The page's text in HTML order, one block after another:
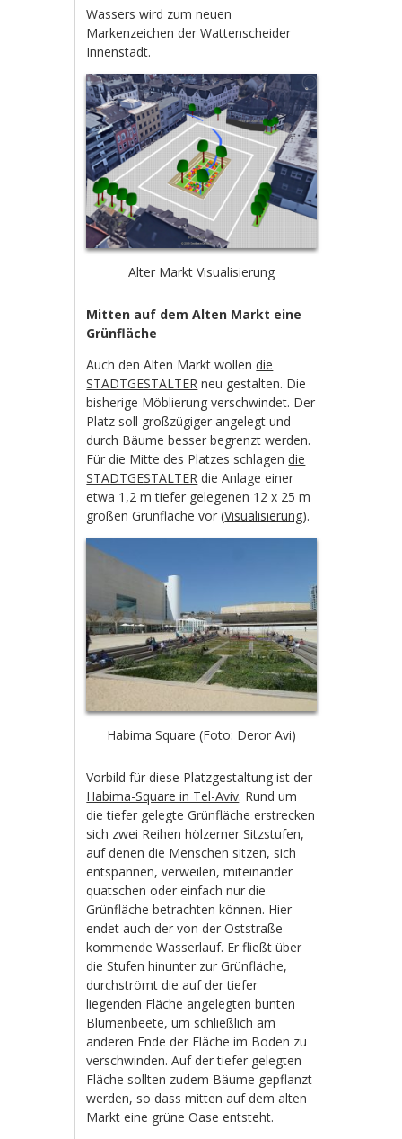
Wassers wird zum neuen
Markenzeichen der Wattenscheider
Innenstadt.
Alter Markt Visualisierung
Mitten auf dem Alten Markt eine
Grünfläche
Auch den Alten Markt wollendie
STADTGESTALTER neu gestalten. Die
bisherige Möblierung verschwindet. Der
Platz soll großzügiger angelegt und
durch Bäume besser begrenzt werden.
Für die Mitte des Platzes schlagendie
STADTGESTALTER die Anlage einer
etwa 1,2 m tiefer gelegenen 12 x 25 m
großen Grünfläche vor (Visualisierung).
Habima Square (Foto: Deror Avi)
Vorbild für diese Platzgestaltung ist der
Habima-Square in Tel-Aviv. Rund um
die tiefer gelegte Grünfläche erstrecken
sich zwei Reihen hölzerner Sitzstufen,
auf denen die Menschen sitzen, sich
entspannen, verweilen, miteinander
quatschen oder einfach nur die
Grünfläche betrachten können. Hier
endet auch der von der Oststraße
kommende Wasserlauf. Er fließt über
die Stufen hinunter zur Grünfläche,
durchströmt die auf der tiefer
liegenden Fläche angelegten bunten
Blumenbeete, um schließlich am
anderen Ende der Fläche im Boden zu
verschwinden. Auf der tiefer gelegten
Fläche sollten zudem Bäume gepflanzt
werden, so dass mitten auf dem alten
Markt eine grüne Oase entsteht.